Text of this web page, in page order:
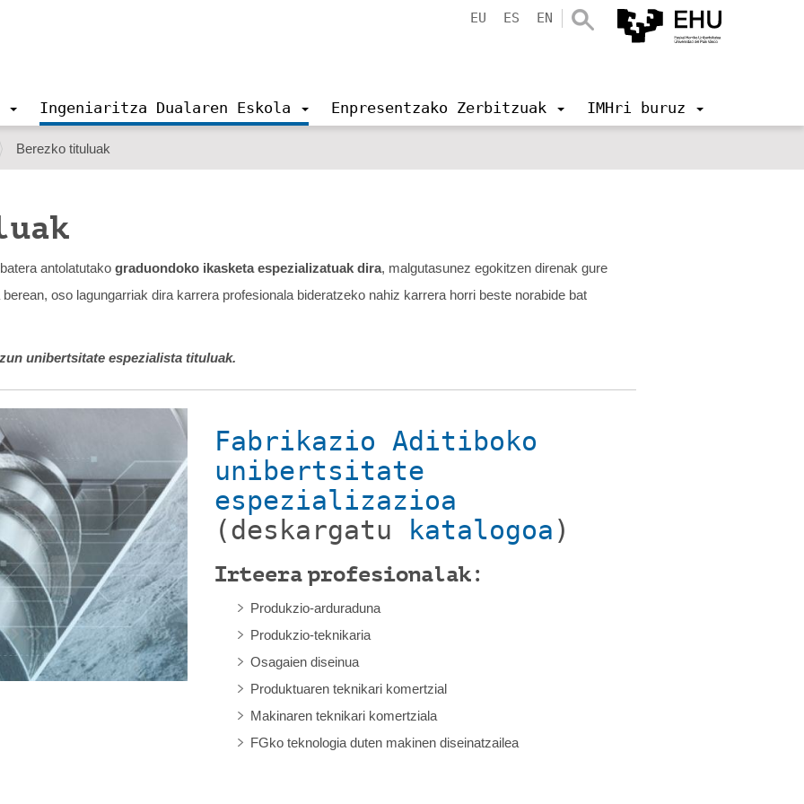
EU ES EN
Ingeniaritza Dualaren Eskola Enpresentzako Zerbitzuak IMHri buruz
Berezko tituluak
antolatutako graduondoko ikasketa espezializatuak dira, malgutasunez egokitzen direnak gure
oso lagungarriak dira karrera profesionala bideratzeko nahiz karrera horri beste norabide bat
unibertsitate espezialista tituluak.
Fabrikazio Aditiboko
unibertsitate
espezializazioa
(deskargatu
katalogoa )
Irteera profesionalak:
Produkzio-arduraduna
Produkzio-teknikaria
Osagaien diseinua
Produktuaren teknikari komertzial
Makinaren teknikari komertziala
FGko teknologia duten makinen diseinatzailea